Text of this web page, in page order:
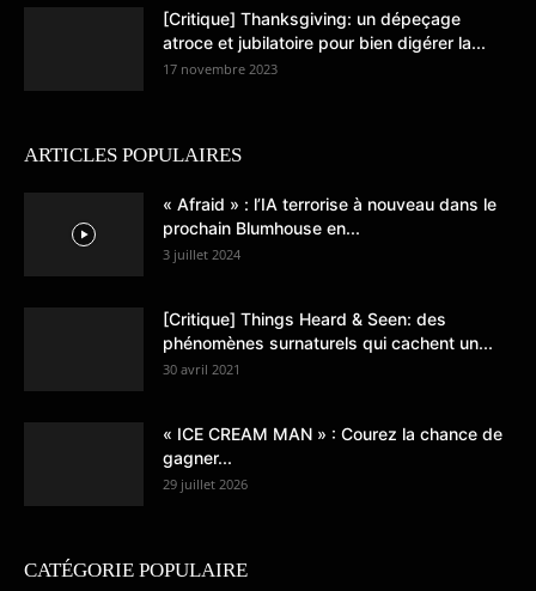
[Critique] Thanksgiving: un dépeçage
atroce et jubilatoire pour bien digérer la...
17 novembre 2023
ARTICLES POPULAIRES
« Afraid » : l’IA terrorise à nouveau dans le
prochain Blumhouse en...
3 juillet 2024
[Critique] Things Heard & Seen: des
phénomènes surnaturels qui cachent un...
30 avril 2021
« ICE CREAM MAN » : Courez la chance de
gagner...
29 juillet 2026
CATÉGORIE POPULAIRE